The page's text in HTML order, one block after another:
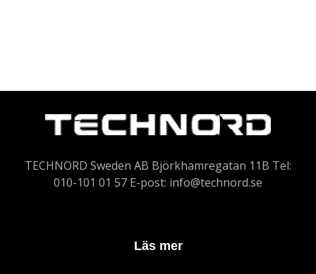
TECHNORD Sweden AB Björkhamregatan 11B Tel:
010-101 01 57 E-post: info@technord.se
Läs mer